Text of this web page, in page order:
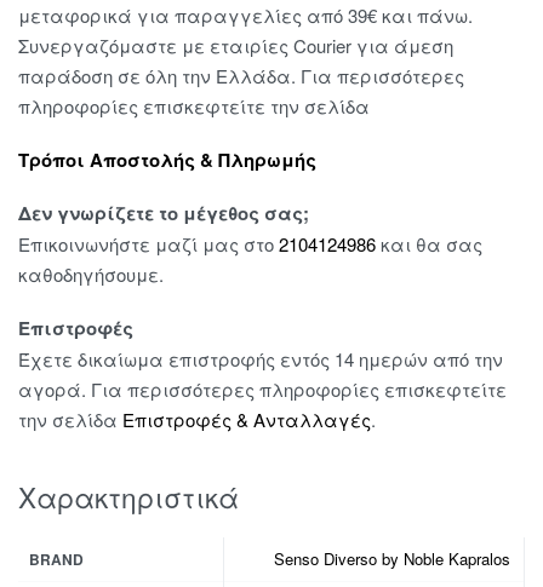
μεταφορικά για παραγγελίες από 39€ και πάνω.
Συνεργαζόμαστε με εταιρίες Courier για άμεση
παράδοση σε όλη την Ελλάδα. Για περισσότερες
πληροφορίες επισκεφτείτε την σελίδα
Τρόποι Αποστολής & Πληρωμής
Δεν γνωρίζετε το μέγεθος σας;
Επικοινωνήστε μαζί μας στο2104124986και θα σας
καθοδηγήσουμε.
Επιστροφές
Έχετε δικαίωμα επιστροφής εντός 14 ημερών από την
αγορά. Για περισσότερες πληροφορίες επισκεφτείτε
την σελίδα Επιστροφές & Ανταλλαγές.
Χαρακτηριστικά
BRAND Senso Diverso by Noble Kapralos